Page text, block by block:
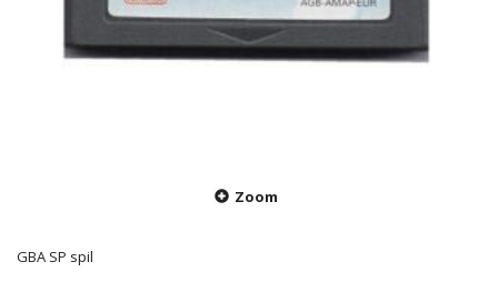
Zoom
GBA SP spil